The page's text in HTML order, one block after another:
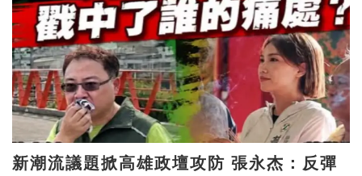
新潮流議題掀高雄政壇攻防 張永杰：反彈